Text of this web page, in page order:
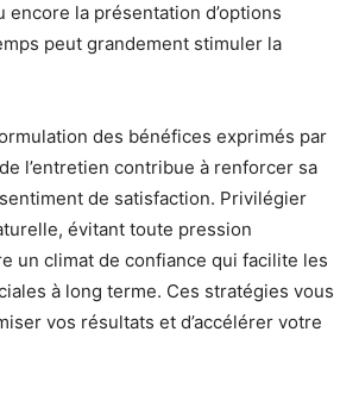
encore la présentation d’options
peut grandement stimuler la
des bénéfices exprimés par
l’entretien contribue à renforcer sa
de satisfaction. Privilégier
évitant toute pression
un climat de confiance qui facilite les
à long terme. Ces stratégies vous
vos résultats et d’accélérer votre